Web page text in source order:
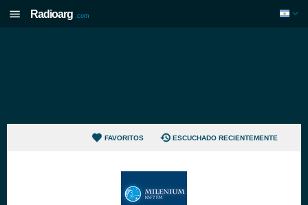
Radioarg .com
FAVORITOS ESCUCHADO RECIENTEMENTE